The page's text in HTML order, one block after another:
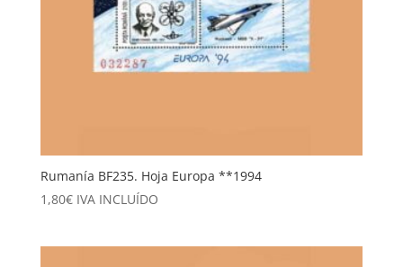
Rumanía BF235. Hoja Europa **1994
1,80€ IVA INCLUÍDO